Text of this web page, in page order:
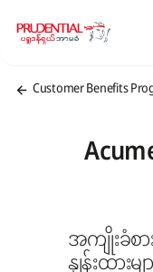
Customer Benefits
အကျိုးခံစာ